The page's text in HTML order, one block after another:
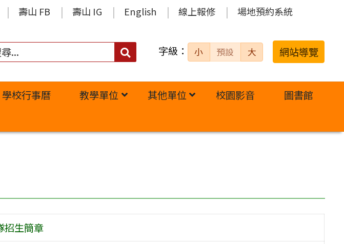
壽山 FB 壽山 IG English 線上報修 場地預約系統
搜
字級： 小 預設 大 網站導覽
學校行事曆 教學單位 其他單位 校園影音
圖書館
招生簡章